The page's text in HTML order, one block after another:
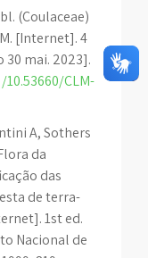
(Coulaceae)
[Internet]. 4
30 mai. 2023].
CLM-
A, Sothers
da
das
de terra-
1st ed.
Nacional de